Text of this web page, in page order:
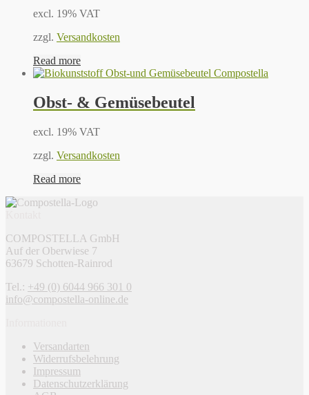
excl. 19% VAT
zzgl. Versandkosten
Read more
Obst- & Gemüsebeutel
excl. 19% VAT
zzgl. Versandkosten
Read more
COMPOSTELLA GmbH
Auf der Oberwiese 7
63679 Schotten-Rainrod
Tel.: +49 (0) 6044 966 301 0
info@compostella-online.de
Versandarten
Widerrufsbelehrung
Impressum
Datenschutzerklärung